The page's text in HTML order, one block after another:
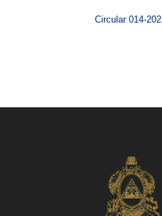
Circular 014-